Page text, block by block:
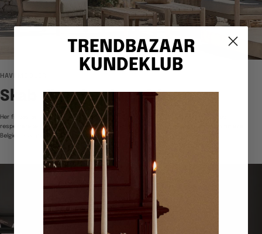
HAVEMØBLER
Skab dit udendørs frirum
Her findes en guide til havemøbel valg i 2026. Hos TRENDBAZAAR arbejder vi med
respekterede danske og internationale brands. Vi viser bla. havemøbler fra Gommaire i
Belgien. Kendte HAY, Sika Design...
TRENDBAZAAR
KUNDEKLUB